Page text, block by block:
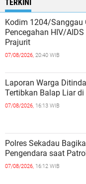
TERKINI
Kodim 1204/Sanggau
Pencegahan HIV/
Prajurit
07/08/2026, 20:40 WIB
Laporan Warga
Tertibkan Balap Liar di
07/08/2026, 16:13 WIB
Polres Sekadau
Pengendara saat
07/08/2026, 16:12 WIB